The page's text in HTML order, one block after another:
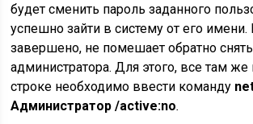
будет сменить пароль заданного
успешно зайти в систему от его имени.
завершено, не помешает обратно
администратора. Для этого, все там
строке необходимо ввести команду
Администратор /active:no.